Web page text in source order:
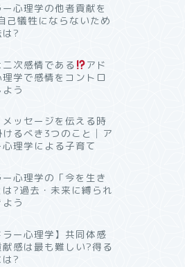
ー心理学の他者貢献を
己犠牲にならないため
は?
二次感情である
アド
理学で感情をコントロ
う
メッセージを伝える時
けるべき3つのこと│ア
心理学による子育て
ー心理学の「今を生き
は?過去・未来に縛られ
う
ラー心理学】共同体感
献感は最も難しい?得る
は?